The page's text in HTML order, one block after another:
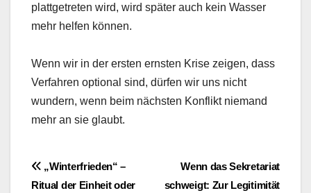
plattgetreten wird, wird später auch kein Wasser
mehr helfen können.
Wenn wir in der ersten ernsten Krise zeigen, dass
Verfahren optional sind, dürfen wir uns nicht
wundern, wenn beim nächsten Konflikt niemand
mehr an sie glaubt.
BeitragsnavigationWenn das Sekretariat
schweigt: Zur Legitimität
„Winterfrieden“ –
Ritual der Einheit oder